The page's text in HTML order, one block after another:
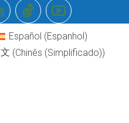
Español (Espanhol)
(Chinês (Simplificado))